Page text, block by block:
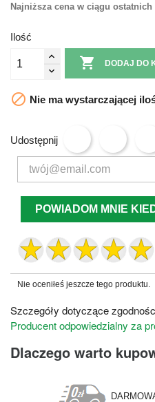
Najniższa cena w ciągu ostatnich
Ilość
 DODAJ DO
 Nie ma wystarczającej
Udostępnij
POWIADOM MNIE
Nie oceniłeś jeszcze tego produktu.
Szczegóły dotyczące
Producent odpowiedzialny za
Dlaczego warto